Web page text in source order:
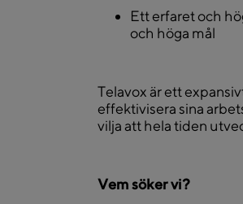
Ett erfaret och
och höga mål
Telavox är ett
effektivisera sina
vilja att hela tiden
Vem söker vi?